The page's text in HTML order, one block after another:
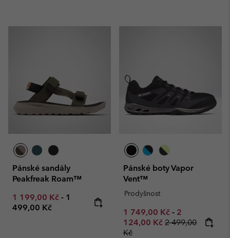
Pánské sandály
Peakfreak Roam™
Minimum sale price:
1 199,00 Kč - Maximum price:
1
499,00 Kč
Pánské boty Vapor
Vent™
Prodyšnost
Minimum sale price:
1 749,00 Kč - Maximum
2
124,00 Kč Regular price:
2 499,00
Kč